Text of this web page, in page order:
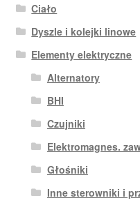
Ciało
Dyszle i kolejki linowe
Elementy elektryczne
Alternatory
BHI
Czujniki
Elektromagnes.
Głośniki
Inne sterowniki i